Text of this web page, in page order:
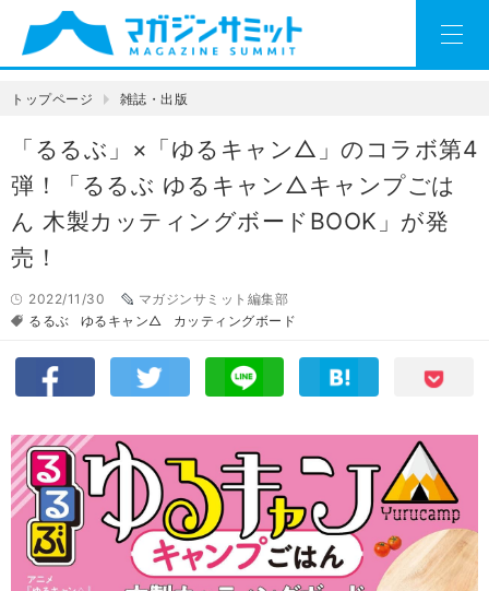
トップページ 雑誌・出版
「るるぶ」×「ゆるキャン△」のコラボ第4
弾！「るるぶ ゆるキャン△キャンプごは
ん 木製カッティングボードBOOK」が発
売！
2022/11/30
マガジンサミット編集部
るるぶ
ゆるキャン△ カッティングボード